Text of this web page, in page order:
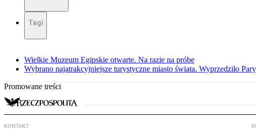
Tagi
Wielkie Muzeum Egipskie otwarte. Na razie na próbę
Wybrano najatrakcyjniejsze turystyczne miasto świata. Wyprzedziło
Promowane treści
KONTAKT